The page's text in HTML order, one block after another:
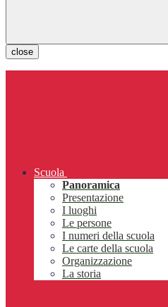
close
Scuola
Panoramica
Presentazione
I luoghi
Le persone
I numeri della scuola
Le carte della scuola
Organizzazione
La storia